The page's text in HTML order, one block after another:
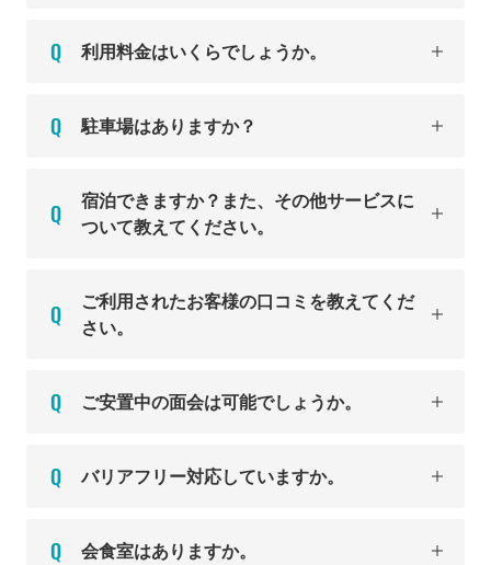
利用料金はいくらでしょうか。
駐車場はありますか？
宿泊できますか？また、その他サービスに
ついて教えてください。
ご利用されたお客様の口コミを教えてくだ
さい。
ご安置中の面会は可能でしょうか。
バリアフリー対応していますか。
会食室はありますか。